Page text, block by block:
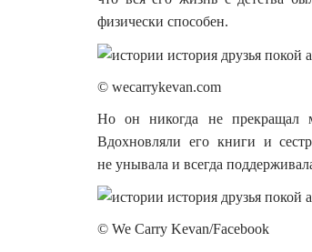
физически способен.
© wecarrykevan.com
Но он никогда не прекращал
Вдохновляли его книги и
не унывала и всегда
© We Carry Kevan/Facebook